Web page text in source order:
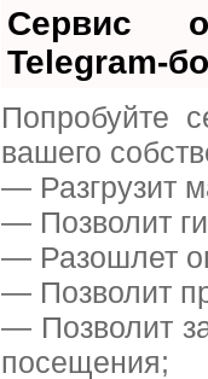
Сервис
Telegram-
Попробуйте
вашего
— Разгрузит
— Позволит
— Разошлет
— Позволит
— Позволит
посещения;